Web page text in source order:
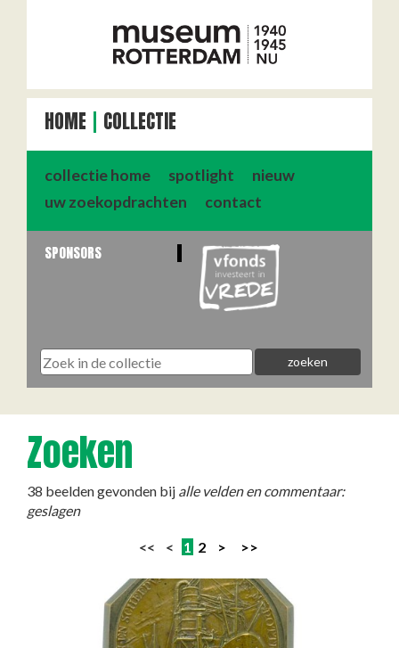
HOME COLLECTIE
collectie home spotlight
nieuw
uw zoekopdrachten
contact
SPONSORS
Zoeken
38 beelden gevonden bij alle velden en commentaar:
geslagen
<< < 1 2 > >>